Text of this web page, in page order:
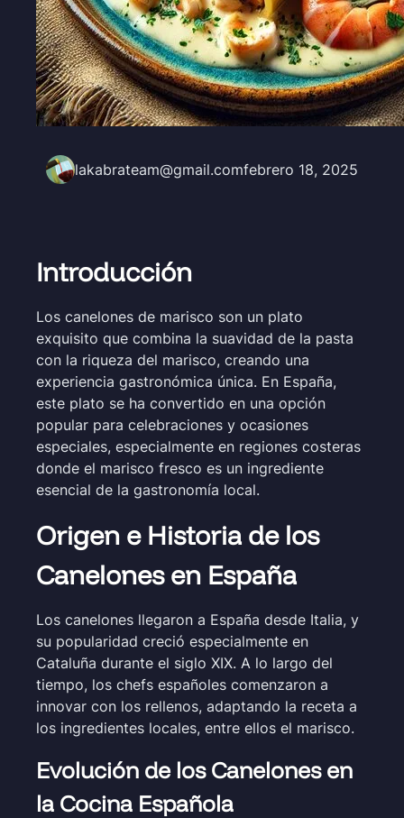
lakabrateam@gmail.comfebrero 18, 2025
Introducción
Los canelones de marisco son un plato
exquisito que combina la suavidad de la pasta
con la riqueza del marisco, creando una
experiencia gastronómica única. En España,
este plato se ha convertido en una opción
popular para celebraciones y ocasiones
especiales, especialmente en regiones costeras
donde el marisco fresco es un ingrediente
esencial de la gastronomía local.
Origen e Historia de los
Canelones en España
Los canelones llegaron a España desde Italia, y
su popularidad creció especialmente en
Cataluña durante el siglo XIX. A lo largo del
tiempo, los chefs españoles comenzaron a
innovar con los rellenos, adaptando la receta a
los ingredientes locales, entre ellos el marisco.
Evolución de los Canelones en
la Cocina Española